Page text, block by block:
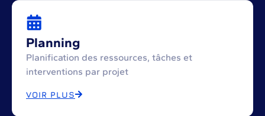
Planning
Planification des ressources, tâches et
interventions par projet
VOIR PLUS